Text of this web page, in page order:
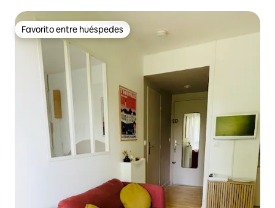
Favorito entre huéspedes
Favorito entre huéspedes